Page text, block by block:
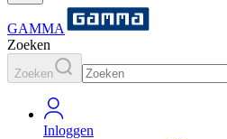
GAMMA
Zoeken
Zoeken
Inloggen